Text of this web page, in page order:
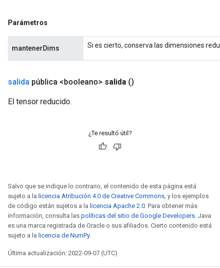
Parámetros
mantenerDims Si es cierto, conserva las dimensiones
salida pública <booleano> salida ()
El tensor reducido.
¿Te resultó útil?
Salvo que se indique lo contrario, el contenido de esta página está
sujeto a la licencia Atribución 4.0 de Creative Commons, y los ejemplos
de código están sujetos a la licencia Apache 2.0. Para obtener más
información, consulta las políticas del sitio de Google Developers. Java
es una marca registrada de Oracle o sus afiliados. Cierto contenido está
sujeto a la licencia de NumPy.
Última actualización: 2022-09-07 (UTC)